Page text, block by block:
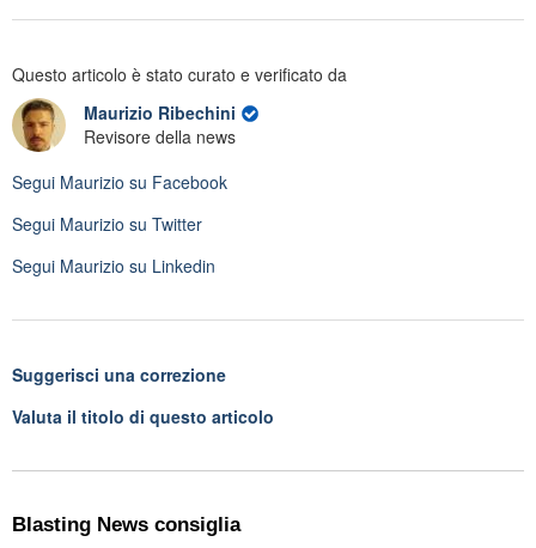
Questo articolo è stato curato e verificato da
Maurizio Ribechini
Revisore della news
Segui Maurizio su Facebook
Segui Maurizio su Twitter
Segui Maurizio su Linkedin
Suggerisci una correzione
Valuta il titolo di questo articolo
Blasting News consiglia